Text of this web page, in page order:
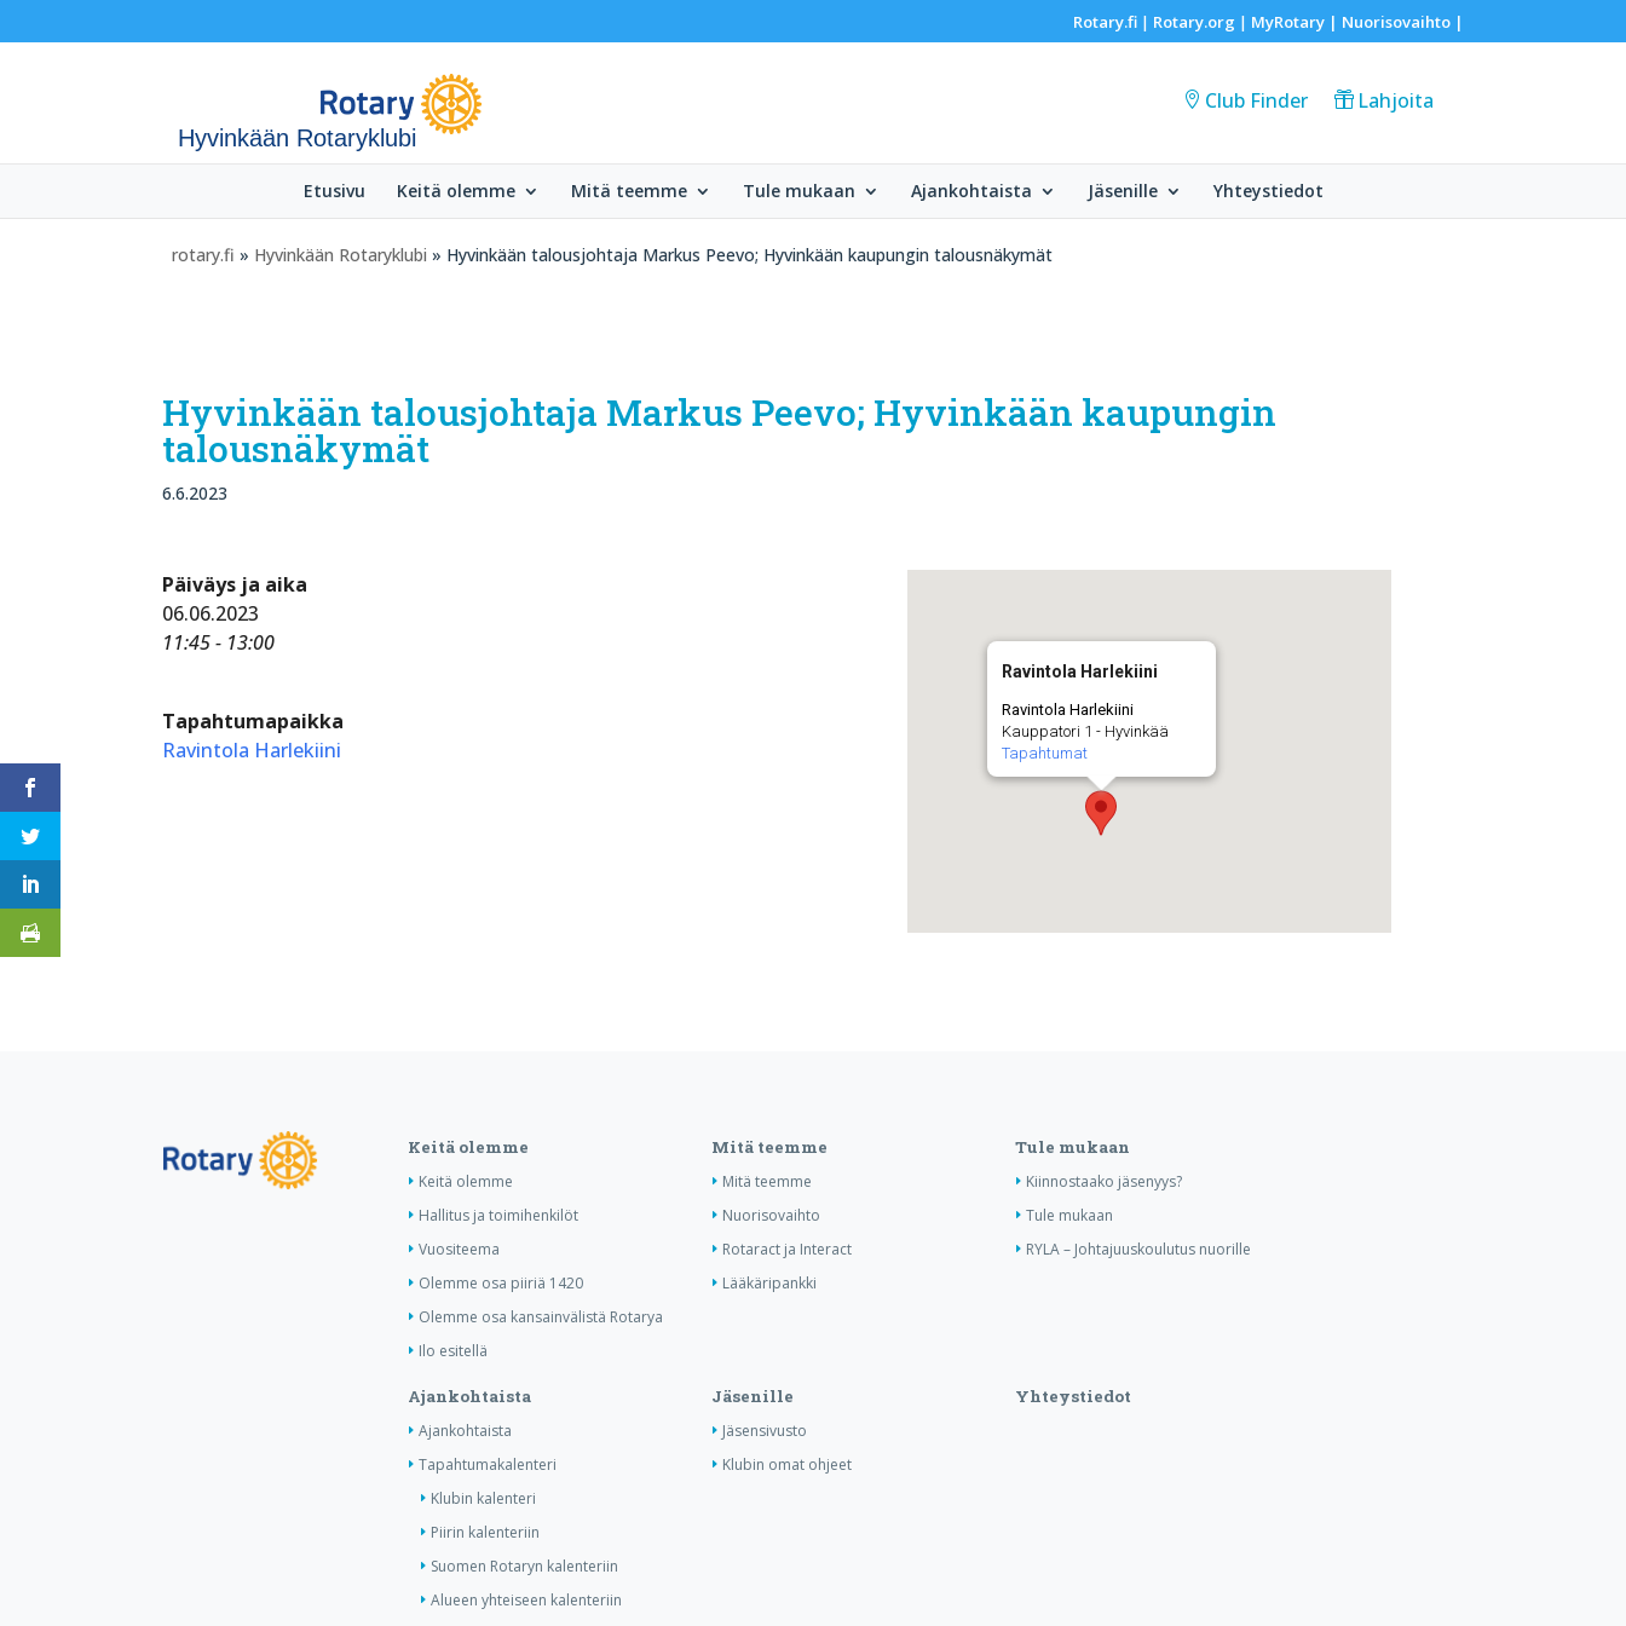
Rotary.fi| Rotary.org | MyRotary | Nuorisovaihto|
Hyvinkään Rotaryklubi
Club Finder Lahjoita
Etusivu Keitä olemme Mitä teemme Tule mukaan Ajankohtaista Jäsenille Yhteystiedot
rotary.fi » Hyvinkään Rotaryklubi » Hyvinkään talousjohtaja Markus Peevo; Hyvinkään kaupungin talousnäkymät
Hyvinkään talousjohtaja Markus Peevo; Hyvinkään kaupungin
talousnäkymät
6.6.2023
Ravintola Harlekiini
Ravintola Harlekiini
Kauppatori 1 - Hyvinkää
Tapahtumat
Päiväys ja aika
06.06.2023
11:45 - 13:00
Tapahtumapaikka
Ravintola Harlekiini
Keitä olemme
Keitä olemme
Hallitus ja toimihenkilöt
Vuositeema
Olemme osa piiriä 1420
Olemme osa kansainvälistä Rotarya
Ilo esitellä
Mitä teemme
Mitä teemme
Nuorisovaihto
Rotaract ja Interact
Lääkäripankki
Tule mukaan
Kiinnostaako jäsenyys?
Tule mukaan
RYLA – Johtajuuskoulutus nuorille
Ajankohtaista
Ajankohtaista
Tapahtumakalenteri
Klubin kalenteri
Piirin kalenteriin
Suomen Rotaryn kalenteriin
Alueen yhteiseen kalenteriin
Jäsenille
Jäsensivusto
Klubin omat ohjeet
Yhteystiedot